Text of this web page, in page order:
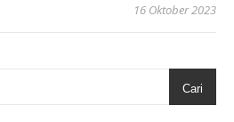
16 Oktober 2023
Cari